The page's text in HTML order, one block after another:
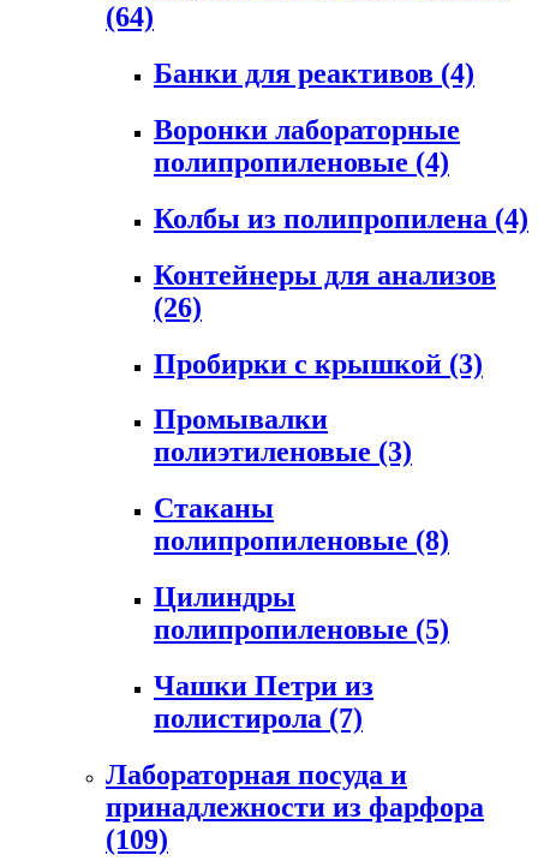
(64)
Банки для реактивов (4)
Воронки лабораторные
полипропиленовые (4)
Колбы из полипропилена (4)
Контейнеры для анализов
(26)
Пробирки с крышкой (3)
Промывалки
полиэтиленовые (3)
Стаканы
полипропиленовые (8)
Цилиндры
полипропиленовые (5)
Чашки Петри из
полистирола (7)
Лабораторная посуда и
принадлежности из фарфора
(109)